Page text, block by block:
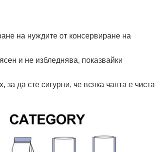
на нуждите от консервиране на
и не избледнява, показвайки
да сте сигурни, че всяка чанта е чиста